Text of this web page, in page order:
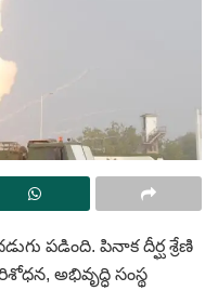
పడింది. పినాక దీర్ఘ శ్రేణి
అభివృద్ధి సంస్థ